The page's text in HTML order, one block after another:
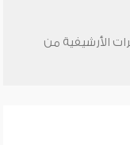
الأرشيفية من